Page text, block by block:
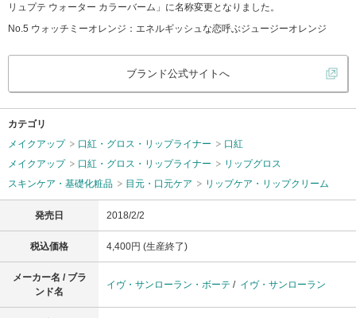
リュプテ ウォーター カラーバーム」に名称変更となりました。
No.5 ウォッチミーオレンジ：エネルギッシュな恋呼ぶジュージーオレンジ
ブランド公式サイトへ
カテゴリ
メイクアップ
口紅・グロス・リップライナー
口紅
メイクアップ
口紅・グロス・リップライナー
リップグロス
スキンケア・基礎化粧品
目元・口元ケア リップケア・リップクリーム
発売日 2018/2/2
税込価格 4,400円 (生産終了)
メーカー名 / ブラ
ンド名
イヴ・サンローラン・ボーテ / イヴ・サンローラン